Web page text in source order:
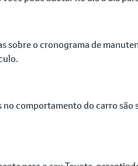
o cronograma de
comportamento do carro